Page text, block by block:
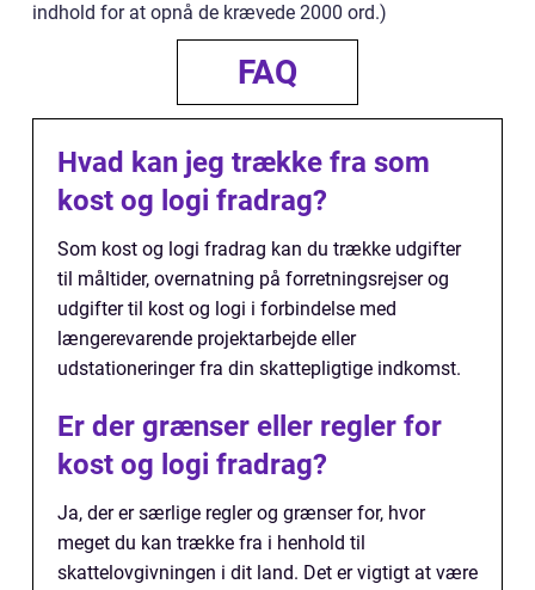
indhold for at opnå de krævede 2000 ord.)
FAQ
Hvad kan jeg trække fra som
kost og logi fradrag?
Som kost og logi fradrag kan du trække udgifter
til måltider, overnatning på forretningsrejser og
udgifter til kost og logi i forbindelse med
længerevarende projektarbejde eller
udstationeringer fra din skattepligtige indkomst.
Er der grænser eller regler for
kost og logi fradrag?
Ja, der er særlige regler og grænser for, hvor
meget du kan trække fra i henhold til
skattelovgivningen i dit land. Det er vigtigt at være